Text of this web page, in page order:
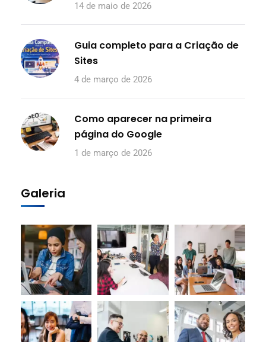
14 de maio de 2026
Guia completo para a Criação de
Sites
4 de março de 2026
Como aparecer na primeira
página do Google
1 de março de 2026
Galeria